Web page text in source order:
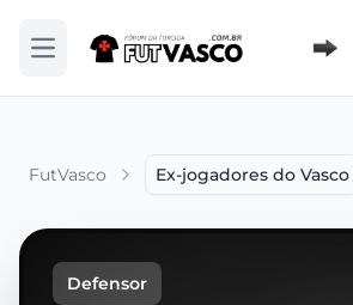
Abrir menu
FutVasco Ex-jogadores do Vasco
Defensor